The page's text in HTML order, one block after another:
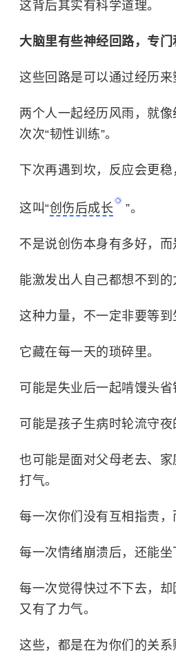
这背后其实有科学道理。
大脑里有些神经回路，专门
这些回路是可以通过经历来
两个人一起经历风雨，就
次次“韧性训练”。
下次再遇到坎，反应会更稳
这叫“创伤后成长 ”。
不是说创伤本身有多好，而
能激发出人自己都想不到的
这种力量，不一定非要等到
它藏在每一天的琐碎里。
可能是失业后一起啃馒头省
可能是孩子生病时轮流守夜
也可能是面对父母老去、
打气。
每一次你们没有互相指责，
每一次情绪崩溃后，还能坐
每一次觉得快过不下去，
又有了力气。
这些，都是在为你们的关